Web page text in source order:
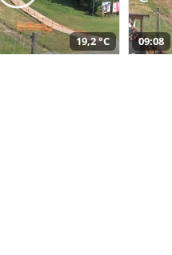
19,2 °C 09:08